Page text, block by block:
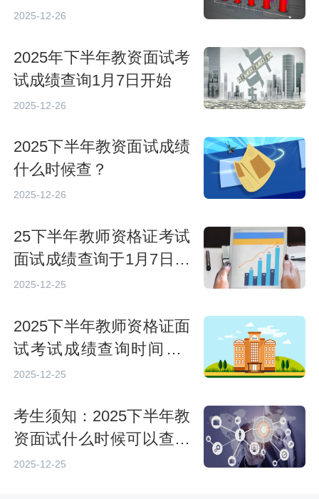
多久拿证？
2025-12-26
2025年下半年教资面试考
试成绩查询1月7日开始
2025-12-26
2025下半年教资面试成绩
什么时候查？
2025-12-26
25下半年教师资格证考试
面试成绩查询于1月7日开
始
2025-12-25
2025下半年教师资格证面
试考试成绩查询时间是1
月7日，如何查分？
2025-12-25
考生须知：2025下半年教
资面试什么时候可以查成
绩？面试合格如何认定？
2025-12-25